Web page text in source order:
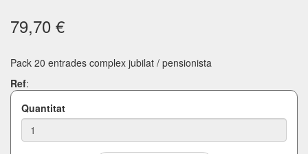
79,70 €
Pack 20 entrades complex jubilat / pensionista
Ref:
Quantitat